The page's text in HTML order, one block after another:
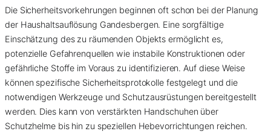
Die Sicherheitsvorkehrungen beginnen oft schon bei der Planung
der Haushaltsauflösung Gandesbergen. Eine sorgfältige
Einschätzung des zu räumenden Objekts ermöglicht es,
potenzielle Gefahrenquellen wie instabile Konstruktionen oder
gefährliche Stoffe im Voraus zu identifizieren. Auf diese Weise
können spezifische Sicherheitsprotokolle festgelegt und die
notwendigen Werkzeuge und Schutzausrüstungen bereitgestellt
werden. Dies kann von verstärkten Handschuhen über
Schutzhelme bis hin zu speziellen Hebevorrichtungen reichen.